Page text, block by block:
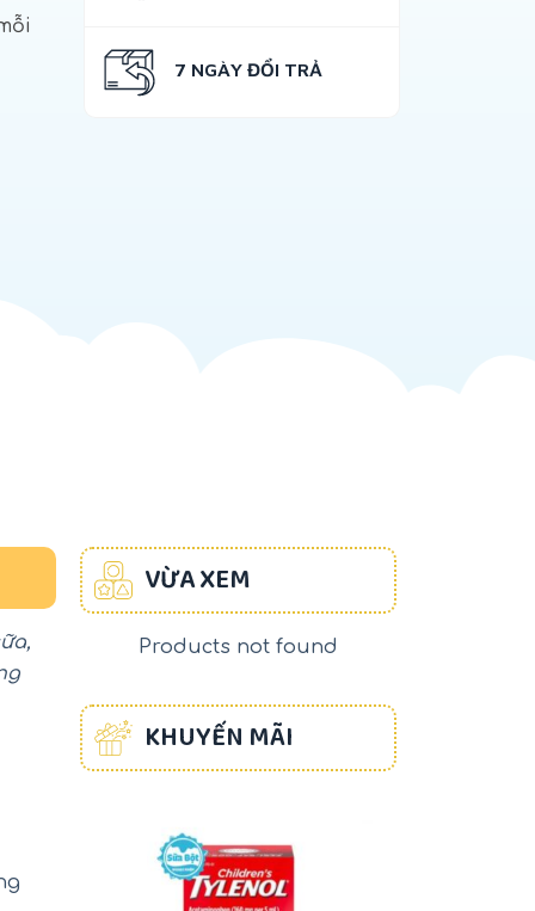
7 NGÀY ĐỔI TRẢ
VỪA XEM
Products not found
KHUYẾN MÃI